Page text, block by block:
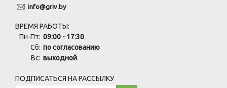
info@griv.by
ВРЕМЯ РАБОТЫ:
Пн-Пт: 09:00 - 17:30
Сб: по согласованию
Вс: выходной
ПОДПИСАТЬСЯ НА РАССЫЛКУ